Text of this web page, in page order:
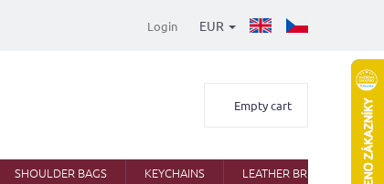
EUR
Login
Shopping
Empty cart
SHOULDER BAGS KEYCHAINS LEATHER BRIEFCASES